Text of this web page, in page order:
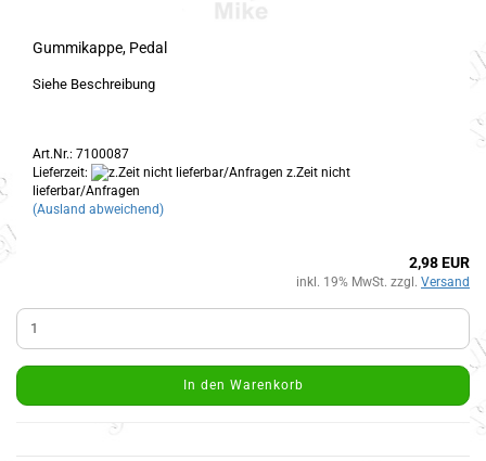
Gummikappe, Pedal
Siehe Beschreibung
Art.Nr.: 7100087
Lieferzeit:
z.Zeit nicht
lieferbar/Anfragen
(Ausland abweichend)
2,98 EUR
inkl. 19% MwSt. zzgl. Versand
In den Warenkorb